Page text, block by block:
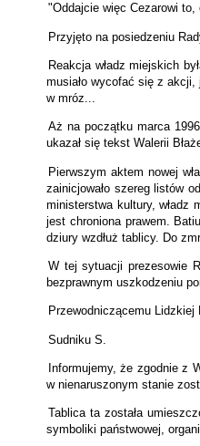
"Oddajcie więc Cezarowi
Przyjęto na posiedzeniu
Reakcja władz miejskich
musiało wycofać się z
w mróz...
Aż na początku marca
ukazał się tekst Walerii
Pierwszym aktem nowej
zainicjowało szereg listów
ministerstwa kultury, władz
jest chroniona prawem.
dziury wzdłuż tablicy. Do
W tej sytuacji prezesowie
bezprawnym uszkodzeniu
Przewodniczącemu Lidzkiej
Sudniku S.
Informujemy, że zgodnie z
w nienaruszonym stanie
Tablica ta została
symboliki państwowej,